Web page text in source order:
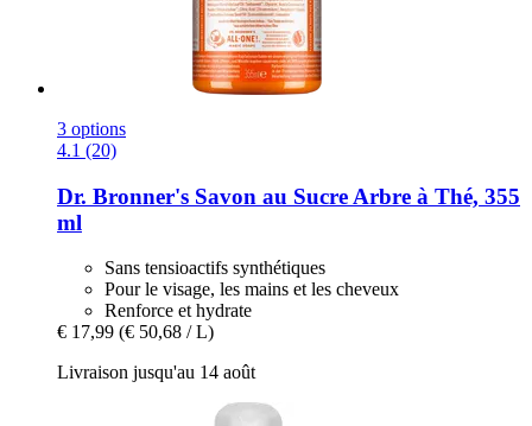
3 options
4.1 (20)
Dr. Bronner's Savon au Sucre Arbre à Thé, 355
ml
Sans tensioactifs synthétiques
Pour le visage, les mains et les cheveux
Renforce et hydrate
€ 17,99 (€ 50,68 / L)
Livraison jusqu'au 14 août